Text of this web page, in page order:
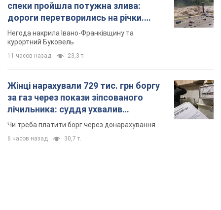
спеки пройшла потужна злива:
дороги перетворились на річки.
Відео
Негода накрила Івано-Франківщину та
курортний Буковель
11 часов назад 23,3 т.
Жінці нарахували 729 тис. грн боргу
за газ через покази зіпсованого
лічильника: суддя ухвалив
неочікуване рішення
Чи треба платити борг через донарахування
6 часов назад 30,7 т.